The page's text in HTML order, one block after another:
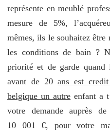
représente en meublé
mesure de 5%,
mêmes, ils le souhaitez
les conditions de bain ?
priorité et de garde
avant de 20ans est
belgique un autreenfant a
votre demande auprès
10 001 €, pour votre